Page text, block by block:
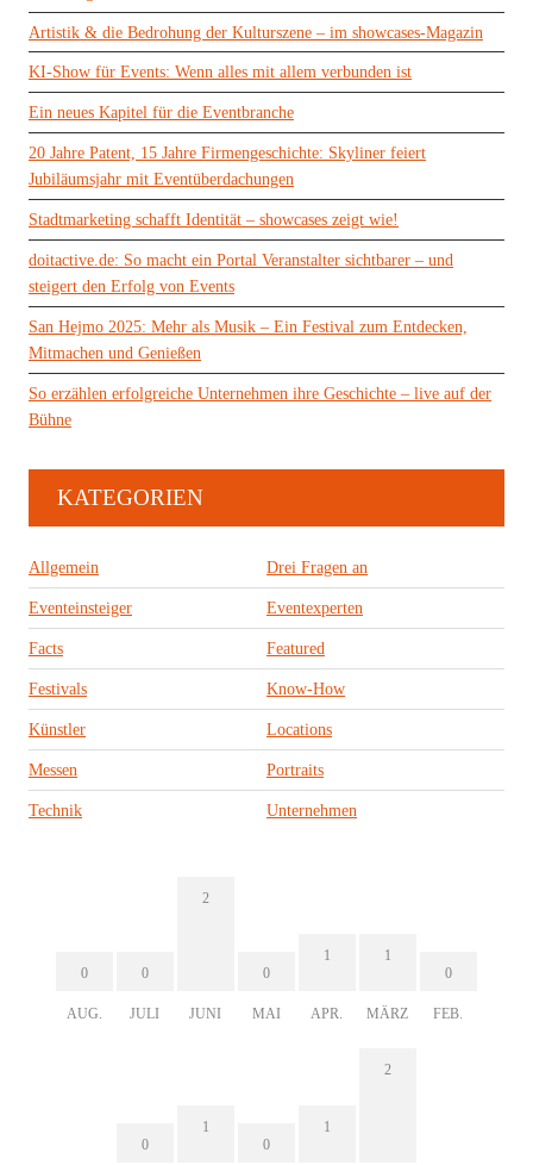
Artistik & die Bedrohung der Kulturszene – im showcases-Magazin
KI-Show für Events: Wenn alles mit allem verbunden ist
Ein neues Kapitel für die Eventbranche
20 Jahre Patent, 15 Jahre Firmengeschichte: Skyliner feiert
Jubiläumsjahr mit Eventüberdachungen
Stadtmarketing schafft Identität – showcases zeigt wie!
doitactive.de: So macht ein Portal Veranstalter sichtbarer – und
steigert den Erfolg von Events
San Hejmo 2025: Mehr als Musik – Ein Festival zum Entdecken,
Mitmachen und Genießen
So erzählen erfolgreiche Unternehmen ihre Geschichte – live auf der
Bühne
KATEGORIEN
Allgemein Drei Fragen an
Eventeinsteiger Eventexperten
Facts Featured
Festivals Know-How
Künstler Locations
Messen Portraits
Technik Unternehmen
0
AUG.
0
JULI
2
JUNI
0
MAI
1
APR.
1
MÄRZ
0
FEB.
0
1
0
1
2